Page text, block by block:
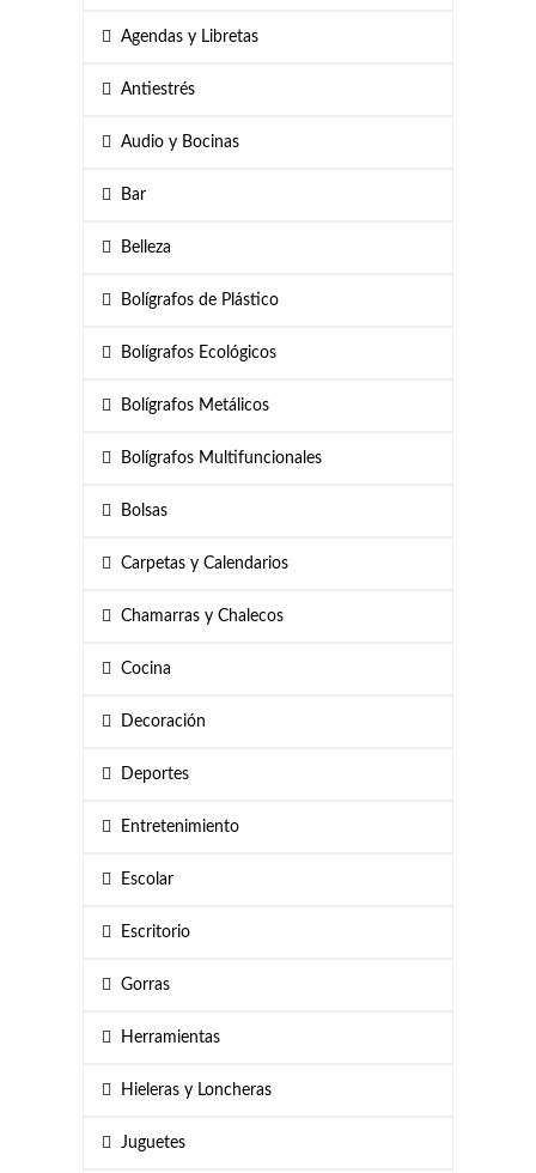
Agendas y Libretas
Antiestrés
Audio y Bocinas
Bar
Belleza
Bolígrafos de Plástico
Bolígrafos Ecológicos
Bolígrafos Metálicos
Bolígrafos Multifuncionales
Bolsas
Carpetas y Calendarios
Chamarras y Chalecos
Cocina
Decoración
Deportes
Entretenimiento
Escolar
Escritorio
Gorras
Herramientas
Hieleras y Loncheras
Juguetes